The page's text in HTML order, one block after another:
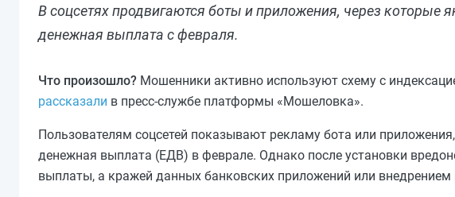
В соцсетях продвигаются боты и приложения, через
денежная выплата с февраля.
Что произошло? Мошенники активно используют схему с
рассказали в пресс-службе платформы «Мошеловка».
Пользователям соцсетей показывают рекламу бота или
денежная выплата (ЕДВ) в феврале. Однако после установки
выплаты, а кражей данных банковских приложений или внедрением